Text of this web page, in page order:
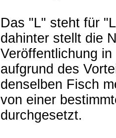
Das "L" steht für
dahinter stellt die
Veröffentlichung
aufgrund des
denselben Fisch
von einer
durchgesetzt.